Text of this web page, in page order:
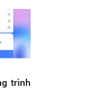
trình